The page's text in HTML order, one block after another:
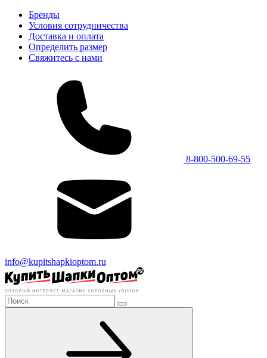
Бренды
Условия сотрудничества
Доставка и оплата
Определить размер
Свяжитесь с нами
8-800-500-69-55
info@kupitshapkioptom.ru